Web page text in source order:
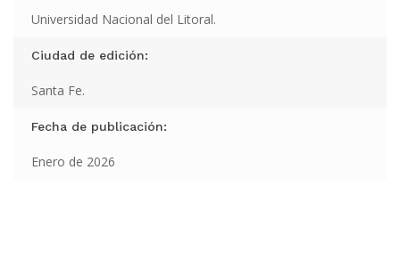
Universidad Nacional del Litoral.
Ciudad de edición:
Santa Fe.
Fecha de publicación:
Enero de 2026